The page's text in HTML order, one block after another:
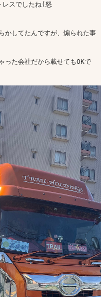
レスでしたね(怒
かしてたんですが、煽られた事
った会社だから載せてもOKで